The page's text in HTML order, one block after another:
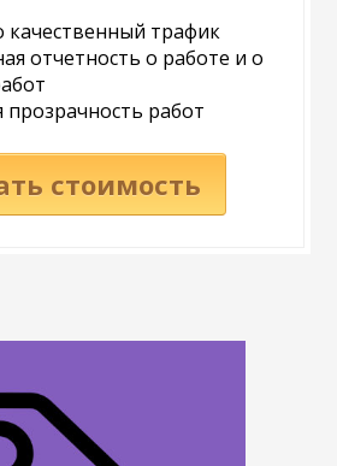
качественный трафик
отчетность о работе и о
прозрачность работ
стоимость